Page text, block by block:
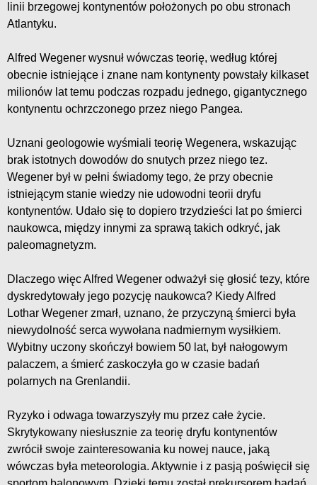
linii brzegowej kontynentów położonych po obu stronach
Atlantyku.
Alfred Wegener wysnuł wówczas teorię, według której
obecnie istniejące i znane nam kontynenty powstały kilkaset
milionów lat temu podczas rozpadu jednego, gigantycznego
kontynentu ochrzczonego przez niego Pangea.
Uznani geologowie wyśmiali teorię Wegenera, wskazując
brak istotnych dowodów do snutych przez niego tez.
Wegener był w pełni świadomy tego, że przy obecnie
istniejącym stanie wiedzy nie udowodni teorii dryfu
kontynentów. Udało się to dopiero trzydzieści lat po śmierci
naukowca, między innymi za sprawą takich odkryć, jak
paleomagnetyzm.
Dlaczego więc Alfred Wegener odważył się głosić tezy, które
dyskredytowały jego pozycję naukowca? Kiedy Alfred
Lothar Wegener zmarł, uznano, że przyczyną śmierci była
niewydolność serca wywołana nadmiernym wysiłkiem.
Wybitny uczony skończył bowiem 50 lat, był nałogowym
palaczem, a śmierć zaskoczyła go w czasie badań
polarnych na Grenlandii.
Ryzyko i odwaga towarzyszyły mu przez całe życie.
Skrytykowany niesłusznie za teorię dryfu kontynentów
zwrócił swoje zainteresowania ku nowej nauce, jaką
wówczas była meteorologia. Aktywnie i z pasją poświęcił się